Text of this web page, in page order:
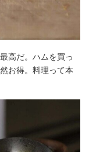
高だ。ハムを買っ
お得。料理って本